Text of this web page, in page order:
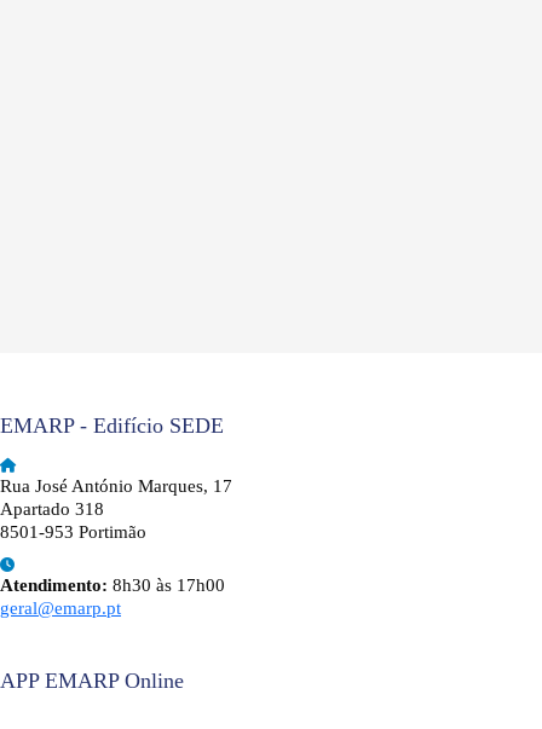
EMARP - Edifício SEDE
Rua José António Marques, 17
Apartado 318
8501-953 Portimão
Atendimento: 8h30 às 17h00
geral@emarp.pt
APP EMARP Online